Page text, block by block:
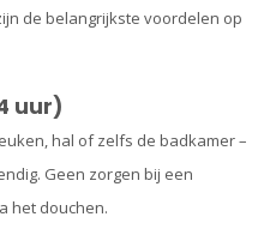
de belangrijkste voordelen op
uur)
hal of zelfs de badkamer –
Geen zorgen bij een
het douchen.